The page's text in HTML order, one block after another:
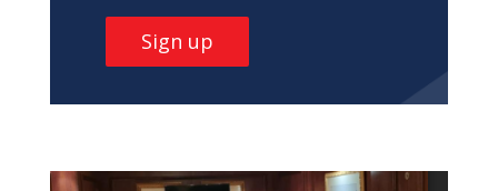
Sign up